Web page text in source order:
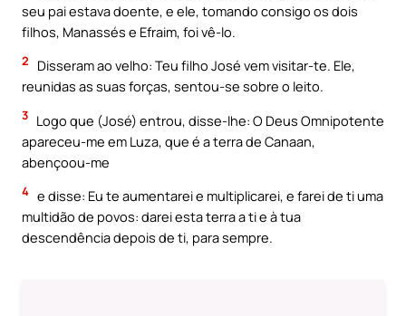
seu pai estava doente, e ele, tomando consigo os dois
filhos, Manassés e Efraim, foi vê-lo.
2
Disseram ao velho: Teu filho José vem visitar-te. Ele,
reunidas as suas forças, sentou-se sobre o leito.
3 Logo que (José) entrou, disse-lhe: O Deus Omnipotente
apareceu-me em Luza, que é a terra de Canaan,
abençoou-me
4 e disse: Eu te aumentarei e multiplicarei, e farei de ti uma
multidão de povos: darei esta terra a ti e à tua
descendência depois de ti, para sempre.